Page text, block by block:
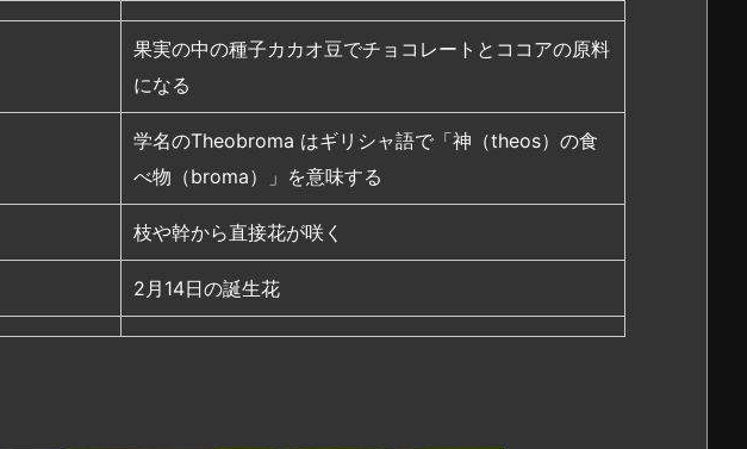
果実の中の種子カカオ豆でチョコレートとココアの原料
になる
学名のTheobroma はギリシャ語で「神（theos）の食
べ物（broma）」を意味する
枝や幹から直接花が咲く
2月14日の誕生花